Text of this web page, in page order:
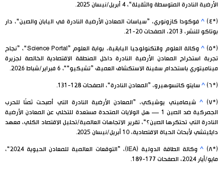
الأرضية النادرة المتوسطة والثقيلة“، 4 أبريل/نيسان 2025.
(*٤) ^فوكودا كازونوري، ”سياسات المعادن الأرضية النادرة في اليابان والصين“، دار
بوتاكو للنشر، 2013، الصفحات 20-21.
(*٥) ^
وكالة العلوم والتكنولوجيا اليابانية، بوابة العلوم ”Science Portal“، ”نجاح
تجربة استخراج المعادن الأرضية النادرة داخل المنطقة الاقتصادية الخالصة لجزيرة
ميناميتوري باستخدام سفينة الاستكشاف العميق ”تشيكيو““، 6 فبراير/شباط 2026.
(*٦) ^سايتو كاتسوهيرو، ”المعادن النادرة“، الصفحات 128-131.
(*٧) ^ شيماميني يوشيكي، ”المعادن الأرضية النادرة التي أصبحت ثمنًا للحرب
الجمركية ضد الصين 1 — هل الولايات المتحدة مستعدة للتخلي عن المعادن الأرضية
النادرة التي تحتكرها الصين؟“، تقرير الاتجاهات العالمية/تحليل الاقتصاد الكلي، معهد
دايئيتشي لأبحاث الحياة الاقتصادية، 10 أبريل/نيسان 2025.
(*٨) ^
وكالة الطاقة الدولية (IEA)، ”التوقعات العالمية للمعادن الحيوية 2024“،
مايو/أيار 2024، الصفحات 177-189.